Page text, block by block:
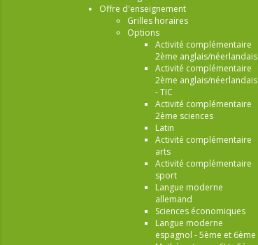
Offre d'enseignement
Grilles horaires
Options
Activité complémentaire
2ème anglais/néerlandais
Activité complémentaire
2ème anglais/néerlandais
- TIC
Activité complémentaire
2ème sciences
Latin
Activité complémentaire
arts
Activité complémentaire
sport
Langue moderne
allemand
Sciences économiques
Langue moderne
espagnol - 5ème et 6ème